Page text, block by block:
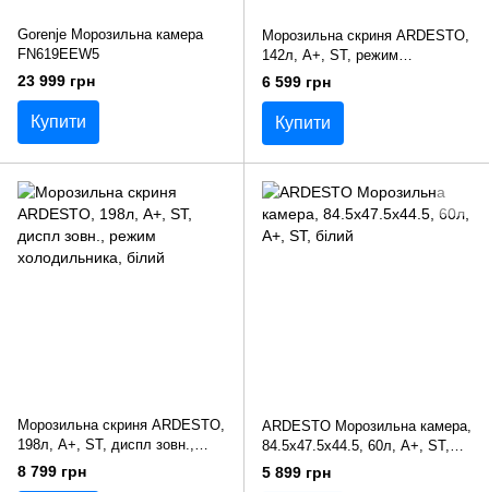
Gorenje Морозильна камера
FN619EEW5
23 999 грн
Купити
Морозильна скриня ARDESTO,
142л, А+, ST, режим
холодильника, білий
6 599 грн
Купити
Морозильна скриня ARDESTO,
198л, А+, ST, диспл зовн.,
режим холодильника, білий
8 799 грн
ARDESTO Морозильна камера,
84.5x47.5х44.5, 60л, А+, ST,
білий
5 899 грн